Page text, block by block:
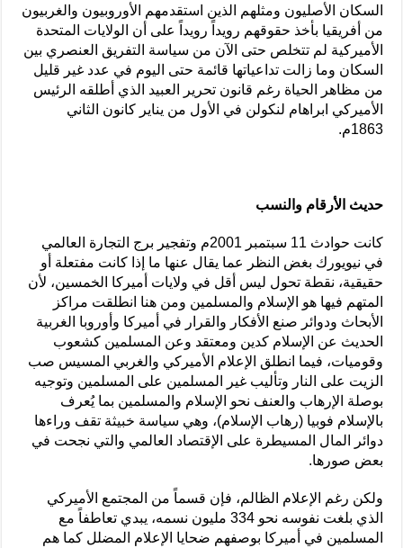
السكان الأصليون ومثلهم الذين استقدمهم الأوروبيون والغربيون
من أفريقيا بأخذ حقوقهم رويداً رويداً على أن الولايات المتحدة
الأميركية لم تتخلص حتى الآن من سياسة التفريق العنصري بين
السكان وما زالت تداعياتها قائمة حتى اليوم في عدد غير قليل
من مظاهر الحياة رغم قانون تحرير العبيد الذي أطلقه الرئيس
الأميركي ابراهام لنكولن في الأول من يناير كانون الثاني
1863م.
حديث الأرقام والنسب
كانت حوادث 11 سبتمبر 2001م وتفجير برج التجارة العالمي
في نيويورك بغض النظر عما يقال عنها ما إذا كانت مفتعلة أو
حقيقية، نقطة تحول ليس أقل في ولايات أميركا الخمسين، لأن
المتهم فيها هو الإسلام والمسلمين ومن هنا انطلقت مراكز
الأبحاث ودوائر صنع الأفكار والقرار في أميركا وأوروبا الغربية
الحديث عن الإسلام كدين ومعتقد وعن المسلمين كشعوب
وقوميات، فيما انطلق الإعلام الأميركي والغربي المسيس صب
الزيت على النار وتأليب غير المسلمين على المسلمين وتوجيه
بوصلة الإرهاب والعنف نحو الإسلام والمسلمين بما يُعرف
بالإسلام فوبيا (رهاب الإسلام)، وهي سياسة خبيثة تقف وراءها
دوائر المال المسيطرة على الإقتصاد العالمي والتي نجحت في
بعض صورها.
ولكن رغم الإعلام الظالم، فإن قسماً من المجتمع الأميركي
الذي بلغت نفوسه نحو 334 مليون نسمه، يبدي تعاطفاً مع
المسلمين في أميركا بوصفهم ضحايا الإعلام المضلل كما هم